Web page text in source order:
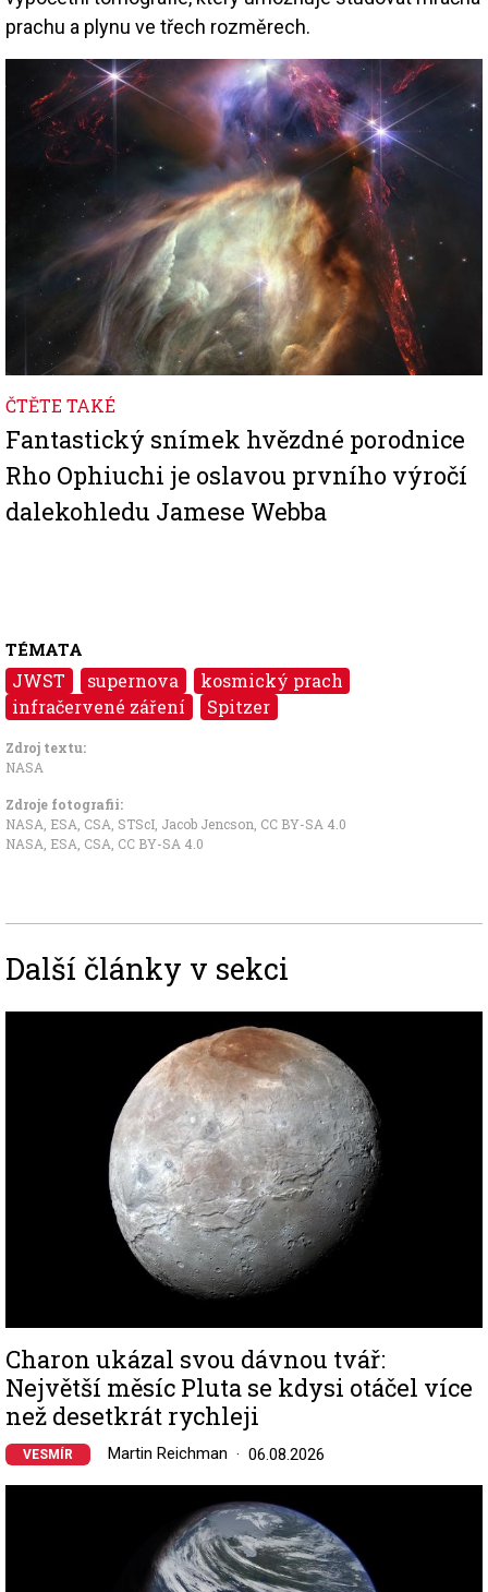
prachu a plynu ve třech rozměrech.
Image
ČTĚTE TAKÉ
Fantastický snímek hvězdné porodnice
Rho Ophiuchi je oslavou prvního výročí
dalekohledu Jamese Webba
TÉMATA
JWST supernova
kosmický prach
infračervené záření
Spitzer
Zdroj textu:
NASA
Zdroje fotografii:
NASA, ESA, CSA, STScI, Jacob Jencson CC BY-SA 4.0
NASA, ESA, CSA CC BY-SA 4.0
Další články v sekci
Charon ukázal svou dávnou tvář:
Největší měsíc Pluta se kdysi otáčel více
než desetkrát rychleji
VESMÍR Martin Reichman 06.08.2026